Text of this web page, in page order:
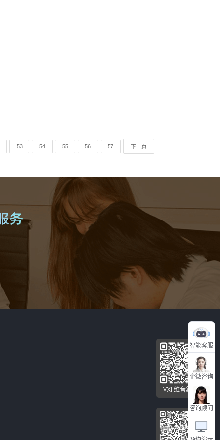
53 54 55 56 57 下一页
智能客服
企微咨询
咨询顾问
VXI 维音集团